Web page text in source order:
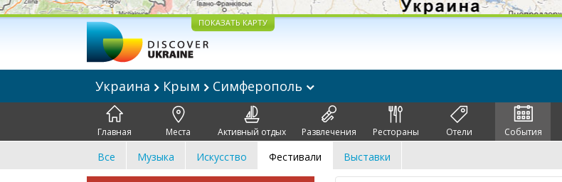
ПОКАЗАТЬ КАРТУ
Украина Крым Симферополь
Главная Места Активный отдых Развлечения Рестораны Отели События
Все Музыка Искусство Фестивали Выставки